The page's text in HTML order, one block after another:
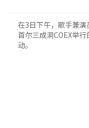
在3日下午，歌手兼
首尔三成洞COEX举
动。